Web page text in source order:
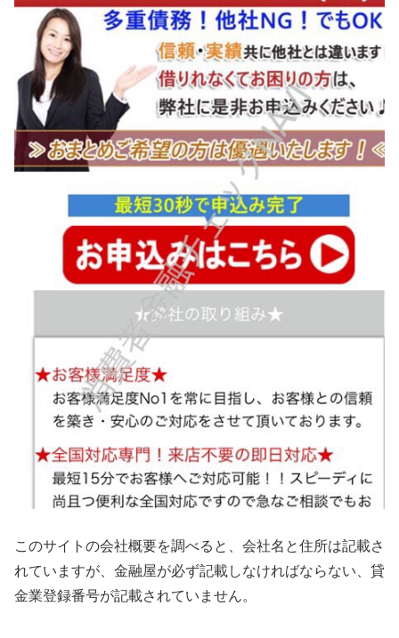
このサイトの会社概要を調べると、会社名と住所は記載さ
れていますが、金融屋が必ず記載しなければならない、貸
金業登録番号が記載されていません。